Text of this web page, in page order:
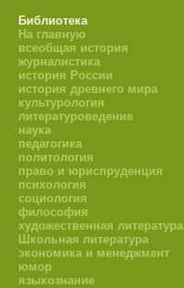
Библиотека
На главную
всеобщая история
журналистика
история России
история древнего мира
культурология
литературоведение
наука
педагогика
политология
право и юриспруденция
психология
социология
философия
художественная литература
Школьная литература
экономика и менеджмент
юмор
языкознание